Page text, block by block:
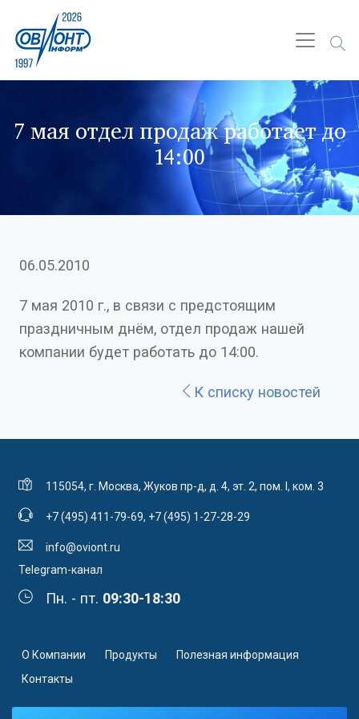
7 мая отдел продаж работает до
14:00
06.05.2010
7 мая 2010 г., в связи с предстоящим
праздничным днём, отдел продаж нашей
компании будет работать до 14:00.
К списку новостей
115054, г. Москва, Жуков пр-д, д. 4, эт. 2, пом. I, ком. 3
+7 (495) 411-79-69, +7 (495) 1-27-28-29
info@oviont.ru
Telegram-канал
Пн. - пт. 09:30-18:30
О Компании Продукты
Полезная информация
Контакты